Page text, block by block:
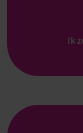
Ik